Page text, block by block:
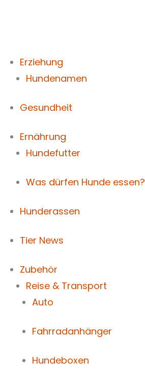
Erziehung
Hundenamen
Gesundheit
Ernährung
Hundefutter
Was dürfen Hunde essen?
Hunderassen
Tier News
Zubehör
Reise & Transport
Auto
Fahrradanhänger
Hundeboxen